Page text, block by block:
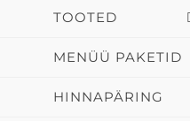
TOOTED
MENÜÜ PAKETID
HINNAPÄRING